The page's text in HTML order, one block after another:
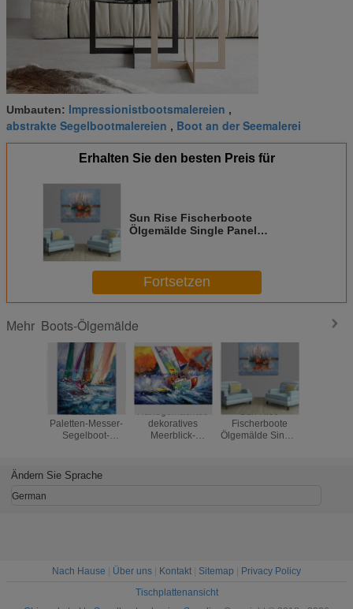
Umbauten: Impressionistbootsmalereien ,
abstrakte Segelbootmalereien , Boot an der Seemalerei
Erhalten Sie den besten Preis für
Sun Rise Fischerboote
Ölgemälde Single Panel
Fortsetzen
Mehr Boots-Ölgemälde
Abstrakte
Paletten-Messer-
Segelboot-
starke Öl-
Segeltuch-Kunst
Handgemachtes
dekoratives
Meerblick-
Sun Rise
Fischerboote
Ölgemälde Single
Ändern Sie Sprache
German
Nach Hause Über uns Kontakt Sitemap
Privacy Policy
Tischplattenansicht